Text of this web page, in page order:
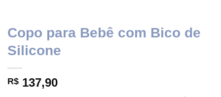
Copo para Bebê com Bico de
Silicone
R$ 137,90